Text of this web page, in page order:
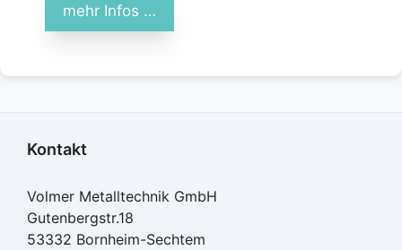
mehr Infos …
Kontakt
Volmer Metalltechnik GmbH
Gutenbergstr.18
53332 Bornheim-Sechtem